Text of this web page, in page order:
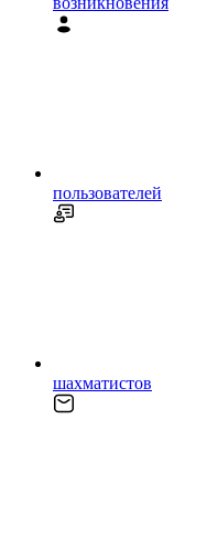
пользователей
шахматистов